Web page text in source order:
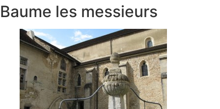
Baume les messieurs